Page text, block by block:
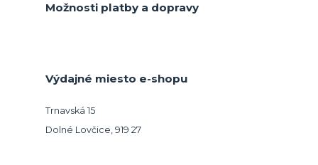
Možnosti platby a dopravy
Výdajné miesto e-shopu
Trnavská 15
Dolné Lovčice, 919 27